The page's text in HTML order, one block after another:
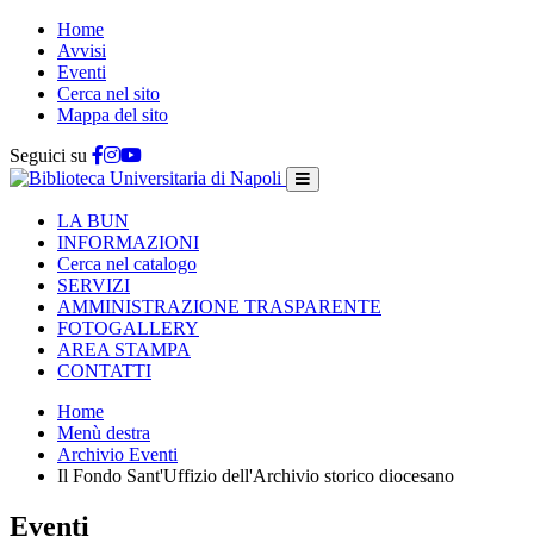
Home
Avvisi
Eventi
Cerca nel sito
Mappa del sito
Seguici su
LA BUN
INFORMAZIONI
Cerca nel catalogo
SERVIZI
AMMINISTRAZIONE TRASPARENTE
FOTOGALLERY
AREA STAMPA
CONTATTI
Home
Menù destra
Archivio Eventi
Il Fondo Sant'Uffizio dell'Archivio storico diocesano
Eventi